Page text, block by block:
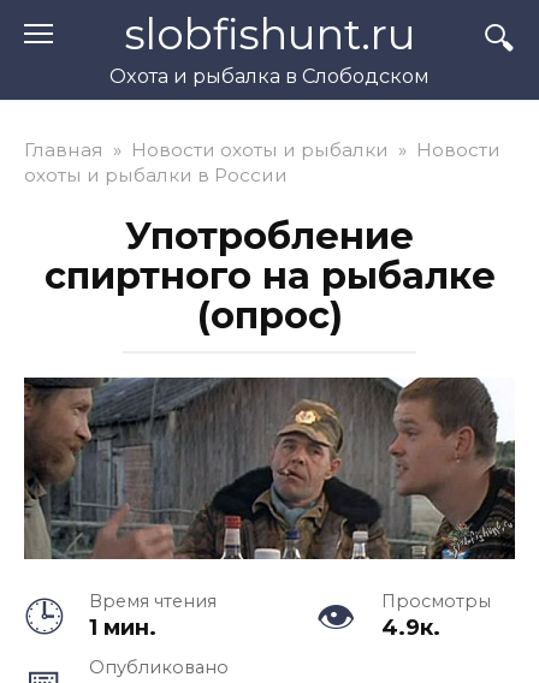
slobfishunt.ru
Охота и рыбалка в Слободском
Главная » Новости охоты и рыбалки » Новости
охоты и рыбалки в России
Употробление
спиртного на рыбалке
(опрос)
Время чтения
1 мин.
Просмотры
4.9к.
Опубликовано